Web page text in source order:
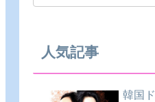
人気記事
韓国